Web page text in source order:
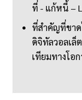
ที่ - แก้หนี้ –
ที่สำคัญที่ขาด
ดิจิทัลวอลเล็
เทียมทางโอ